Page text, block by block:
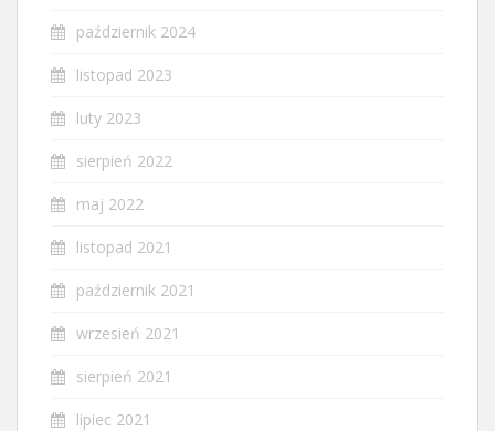
październik 2024
listopad 2023
luty 2023
sierpień 2022
maj 2022
listopad 2021
październik 2021
wrzesień 2021
sierpień 2021
lipiec 2021